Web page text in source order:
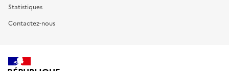
Statistiques
Contactez-nous